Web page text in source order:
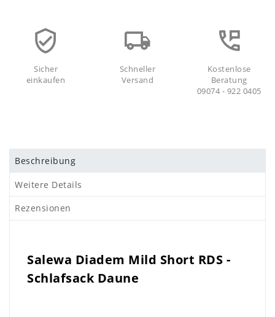
Sicher
einkaufen
Schneller
Versand
Kostenlose
Beratung
09074 - 922 0405
Beschreibung
Weitere Details
Rezensionen
Salewa Diadem Mild Short RDS -
Schlafsack Daune